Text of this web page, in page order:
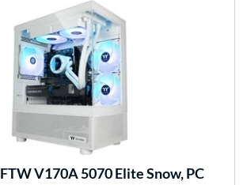
FTW V170A 5070 Elite Snow, PC